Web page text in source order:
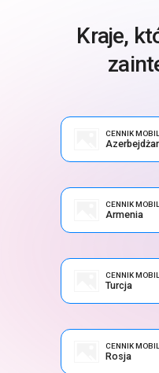
Kraje,
CENNIK
CENNIK
Armenia
CENNIK
Turcja
CENNIK
Rosja